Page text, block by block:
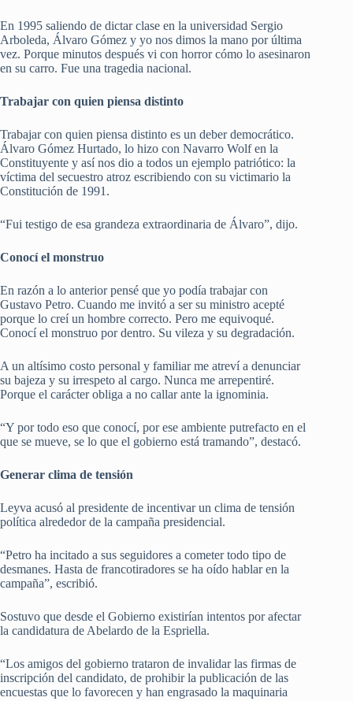
En 1995 saliendo de dictar clase en la universidad Sergio
Arboleda, Álvaro Gómez y yo nos dimos la mano por última
vez. Porque minutos después vi con horror cómo lo asesinaron
en su carro. Fue una tragedia nacional.
Trabajar con quien piensa distinto
Trabajar con quien piensa distinto es un deber democrático.
Álvaro Gómez Hurtado, lo hizo con Navarro Wolf en la
Constituyente y así nos dio a todos un ejemplo patriótico: la
víctima del secuestro atroz escribiendo con su victimario la
Constitución de 1991.
“Fui testigo de esa grandeza extraordinaria de Álvaro”, dijo.
Conocí el monstruo
En razón a lo anterior pensé que yo podía trabajar con
Gustavo Petro. Cuando me invitó a ser su ministro acepté
porque lo creí un hombre correcto. Pero me equivoqué.
Conocí el monstruo por dentro. Su vileza y su degradación.
A un altísimo costo personal y familiar me atreví a denunciar
su bajeza y su irrespeto al cargo. Nunca me arrepentiré.
Porque el carácter obliga a no callar ante la ignominia.
“Y por todo eso que conocí, por ese ambiente putrefacto en el
que se mueve, se lo que el gobierno está tramando”, destacó.
Generar clima de tensión
Leyva acusó al presidente de incentivar un clima de tensión
política alrededor de la campaña presidencial.
“Petro ha incitado a sus seguidores a cometer todo tipo de
desmanes. Hasta de francotiradores se ha oído hablar en la
campaña”, escribió.
Sostuvo que desde el Gobierno existirían intentos por afectar
la candidatura de Abelardo de la Espriella.
“Los amigos del gobierno trataron de invalidar las firmas de
inscripción del candidato, de prohibir la publicación de las
encuestas que lo favorecen y han engrasado la maquinaria